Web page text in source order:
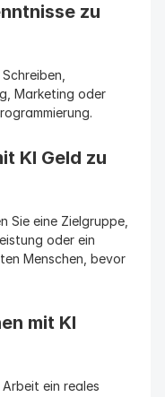
zu
Marketing oder
KI Geld zu
Sie eine Zielgruppe,
oder ein
Menschen, bevor
mit KI
ein reales